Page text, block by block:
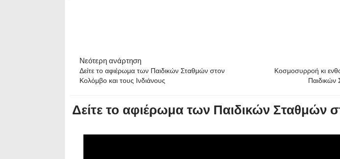
Νεότερη ανάρτηση
Δείτε το αφιέρωμα των Παιδικών Σταθμών στον
Κολόμβο και τους Ινδιάνους
Κοσμοσυρροή κι
Δείτε το αφιέρωμα των Παιδικών Σταθμών